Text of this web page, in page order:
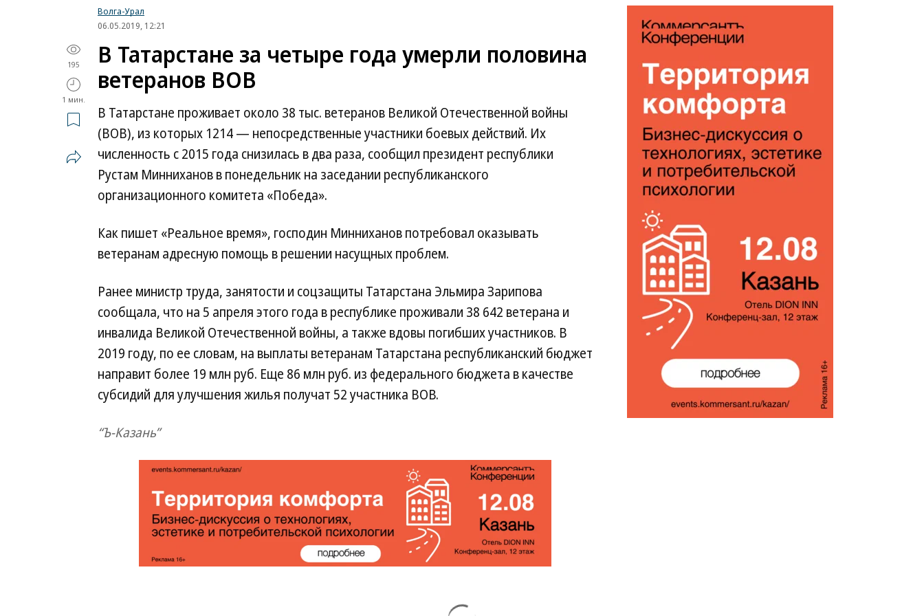
Волга-Урал
06.05.2019, 12:21
195
1 мин.
В Татарстане за четыре года умерли половина
ветеранов ВОВ
В Татарстане проживает около 38 тыс. ветеранов Великой Отечественной войны
(ВОВ), из которых 1214 — непосредственные участники боевых действий. Их
численность с 2015 года снизилась в два раза, сообщил президент республики
Рустам Минниханов в понедельник на заседании республиканского
организационного комитета «Победа».
Как пишет «Реальное время», господин Минниханов потребовал оказывать
ветеранам адресную помощь в решении насущных проблем.
Ранее министр труда, занятости и соцзащиты Татарстана Эльмира Зарипова
сообщала, что на 5 апреля этого года в республике проживали 38 642 ветерана и
инвалида Великой Отечественной войны, а также вдовы погибших участников. В
2019 году, по ее словам, на выплаты ветеранам Татарстана республиканский бюджет
направит более 19 млн руб. Еще 86 млн руб. из федерального бюджета в качестве
субсидий для улучшения жилья получат 52 участника ВОВ.
“Ъ-Казань”